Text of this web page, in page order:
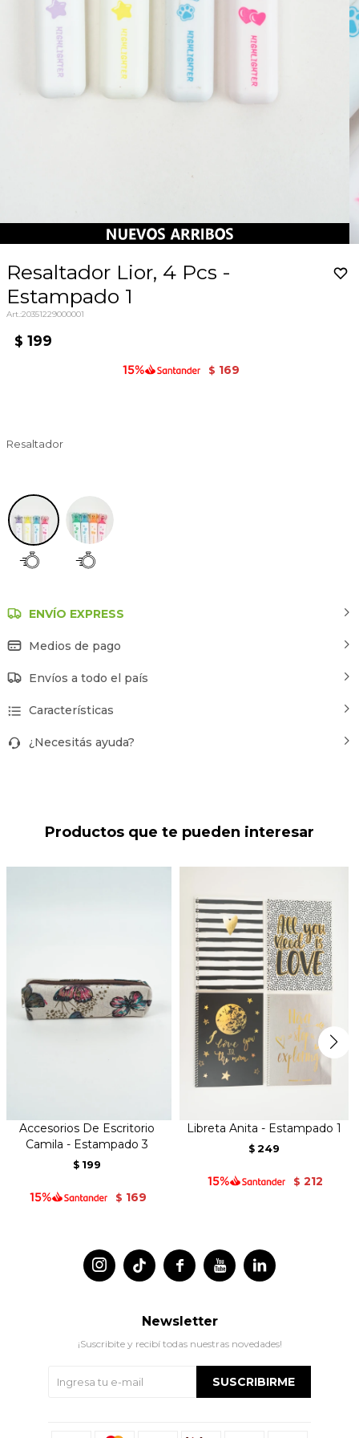
Resaltador Lior, 4 Pcs -
Estampado 1
20351229000001
$ 199
$ 169
Resaltador
ENVÍO EXPRESS
Medios de pago
Envíos a todo el país
Características
¿Necesitás ayuda?
Productos que te pueden interesar
Accesorios De Escritorio
Camila - Estampado 3
$ 199
$ 169
Libreta Anita - Estampado 1
$ 249
$ 212
 
 
Newsletter
¡Suscribite y recibí todas nuestras novedades!
SUSCRIBIRME